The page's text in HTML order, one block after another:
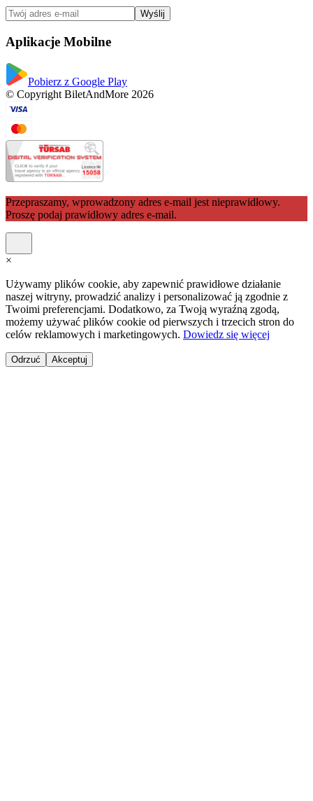
Wyślij
Aplikacje Mobilne
Pobierz z Google Play
© Copyright BiletAndMore 2026
Przepraszamy, wprowadzony adres e-mail jest nieprawidłowy.
Proszę podaj prawidłowy adres e-mail.
×
Używamy plików cookie, aby zapewnić prawidłowe działanie
naszej witryny, prowadzić analizy i personalizować ją zgodnie z
Twoimi preferencjami. Dodatkowo, za Twoją wyraźną zgodą,
możemy używać plików cookie od pierwszych i trzecich stron do
celów reklamowych i marketingowych. Dowiedz się więcej
Odrzuć Akceptuj